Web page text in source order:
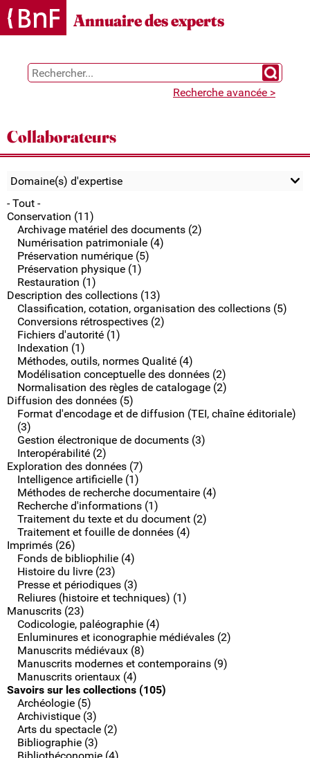
Gestion des cookies
Annuaire des experts
Chercher
Recherche avancée >
Collaborateurs
Domaine(s) d'expertise
- Tout -
Conservation (11)
Archivage matériel des documents (2)
Numérisation patrimoniale (4)
Préservation numérique (5)
Préservation physique (1)
Restauration (1)
Description des collections (13)
Classification, cotation, organisation des collections (5)
Conversions rétrospectives (2)
Fichiers d'autorité (1)
Indexation (1)
Méthodes, outils, normes Qualité (4)
Modélisation conceptuelle des données (2)
Normalisation des règles de catalogage (2)
Diffusion des données (5)
Format d'encodage et de diffusion (TEI, chaîne éditoriale)
(3)
Gestion électronique de documents (3)
Interopérabilité (2)
Exploration des données (7)
Intelligence artificielle (1)
Méthodes de recherche documentaire (4)
Recherche d'informations (1)
Traitement du texte et du document (2)
Traitement et fouille de données (4)
Imprimés (26)
Fonds de bibliophilie (4)
Histoire du livre (23)
Presse et périodiques (3)
Reliures (histoire et techniques) (1)
Manuscrits (23)
Codicologie, paléographie (4)
Enluminures et iconographie médiévales (2)
Manuscrits médiévaux (8)
Manuscrits modernes et contemporains (9)
Manuscrits orientaux (4)
Savoirs sur les collections (105)
Archéologie (5)
Archivistique (3)
Arts du spectacle (2)
Bibliographie (3)